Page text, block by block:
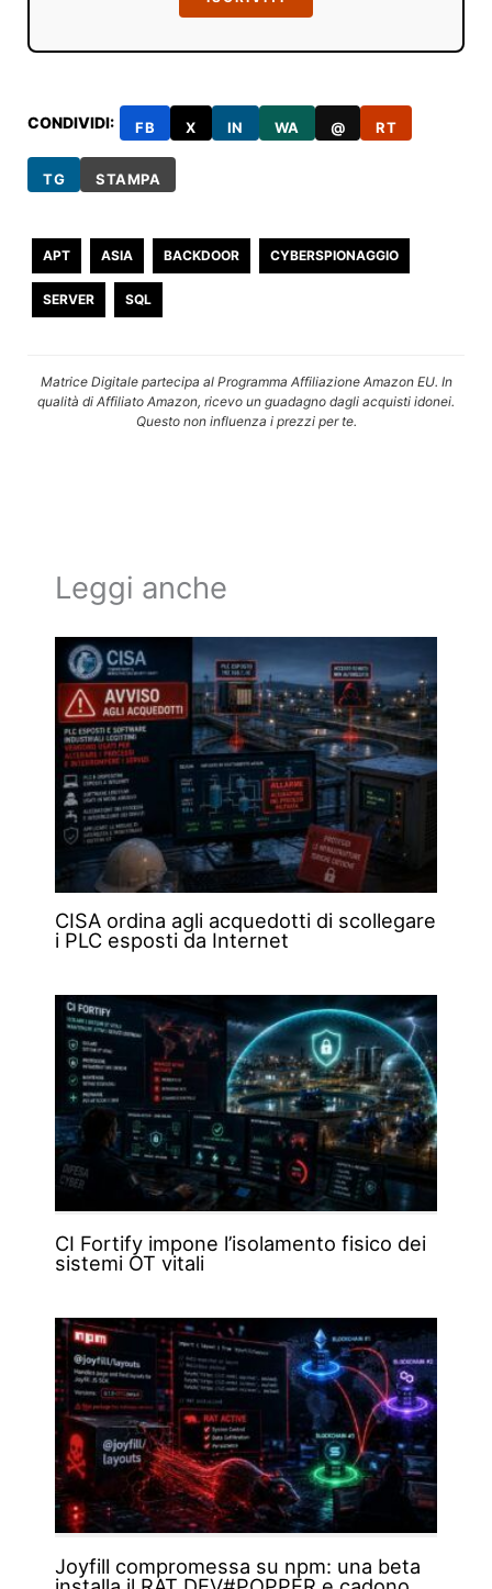
CONDIVIDI: FB X IN WA @ RT
TG STAMPA
APT ASIA BACKDOOR CYBERSPIONAGGIO
SERVER SQL
Matrice Digitale partecipa al Programma Affiliazione Amazon EU. In
qualità di Affiliato Amazon, ricevo un guadagno dagli acquisti idonei.
Questo non influenza i prezzi per te.
Leggi anche
CISA ordina agli acquedotti di scollegare
i PLC esposti da Internet
CI Fortify impone l’isolamento fisico dei
sistemi OT vitali
Joyfill compromessa su npm: una beta